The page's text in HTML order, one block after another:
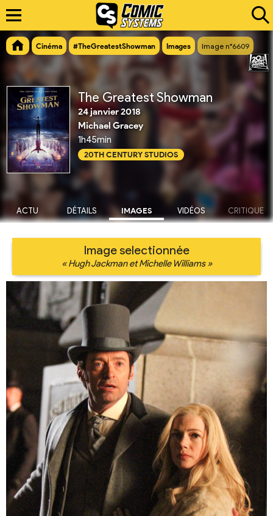
Cinéma #TheGreatestShowman Images Image n°6609
The Greatest Showman
24 janvier 2018
Michael Gracey
1h45min
20TH CENTURY STUDIOS
ACTU DÉTAILS IMAGES VIDÉOS CRITIQUE
Image selectionnée
« Hugh Jackman et Michelle Williams »